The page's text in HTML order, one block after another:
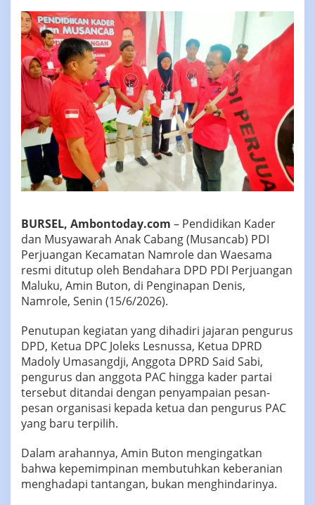
BURSEL, Ambontoday.com – Pendidikan Kader
dan Musyawarah Anak Cabang (Musancab) PDI
Perjuangan Kecamatan Namrole dan Waesama
resmi ditutup oleh Bendahara DPD PDI Perjuangan
Maluku, Amin Buton, di Penginapan Denis,
Namrole, Senin (15/6/2026).
Penutupan kegiatan yang dihadiri jajaran pengurus
DPD, Ketua DPC Joleks Lesnussa, Ketua DPRD
Madoly Umasangdji, Anggota DPRD Said Sabi,
pengurus dan anggota PAC hingga kader partai
tersebut ditandai dengan penyampaian pesan-
pesan organisasi kepada ketua dan pengurus PAC
yang baru terpilih.
Dalam arahannya, Amin Buton mengingatkan
bahwa kepemimpinan membutuhkan keberanian
menghadapi tantangan, bukan menghindarinya.